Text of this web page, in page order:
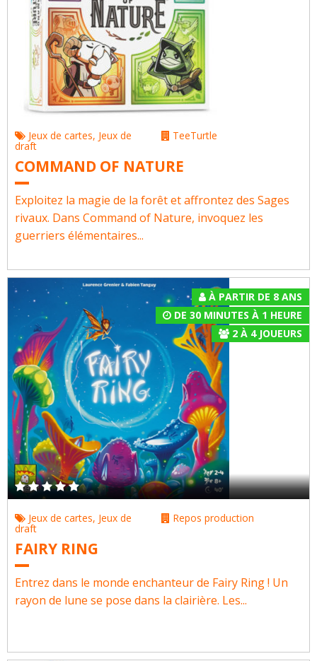
Jeux de cartes, Jeux de
draft
TeeTurtle
COMMAND OF NATURE
Exploitez la magie de la forêt et affrontez des Sages
rivaux. Dans Command of Nature, invoquez les
guerriers élémentaires...
À PARTIR DE 8 ANS
DE 30 MINUTES À 1 HEURE
2À 4JOUEURS
Jeux de cartes, Jeux de
draft
Repos production
FAIRY RING
Entrez dans le monde enchanteur de Fairy Ring ! Un
rayon de lune se pose dans la clairière. Les...